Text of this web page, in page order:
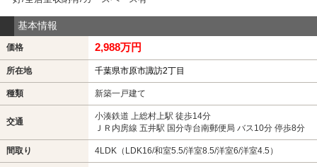
基本情報
価格 2,988万円
所在地 千葉県市原市諏訪2丁目
種類 新築一戸建て
交通
小湊鉄道 上総村上駅 徒歩14分
ＪＲ内房線 五井駅 国分寺台南郵便局 バス10分 停歩8分
間取り 4LDK（LDK16/和室5.5/洋室8.5/洋室6/洋室4.5）